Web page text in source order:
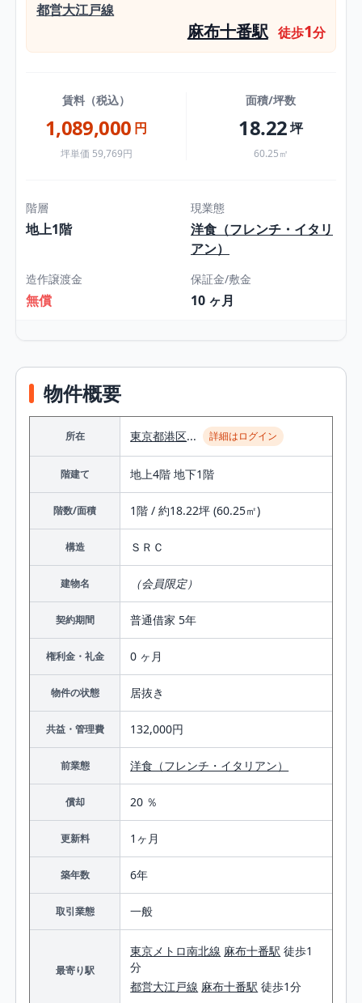
都営大江戸線
麻布十番駅 徒歩1分
賃料（税込）
1,089,000 円
坪単価 59,769円
面積/坪数
18.22坪
60.25㎡
階層
地上1階
現業態
洋食（フレンチ・イタリ
アン）
造作譲渡金
無償
保証金/敷金
10 ヶ月
物件概要
所在 東京都港区... 詳細はログイン
階建て 地上4階 地下1階
階数/面積 1階 / 約18.22坪 (60.25㎡)
構造 ＳＲＣ
建物名 （会員限定）
契約期間 普通借家 5年
権利金・礼金 0 ヶ月
物件の状態 居抜き
共益・管理費 132,000円
前業態 洋食（フレンチ・イタリアン）
償却 20 ％
更新料 1ヶ月
築年数 6年
取引業態 一般
最寄り駅
東京メトロ南北線 麻布十番駅 徒歩1
分
都営大江戸線 麻布十番駅 徒歩1分